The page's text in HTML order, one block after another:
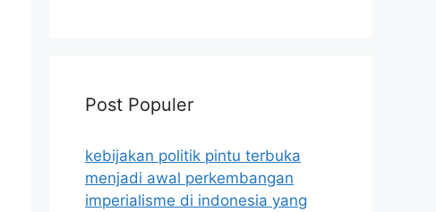
Post Populer
kebijakan politik pintu terbuka
menjadi awal perkembangan
imperialisme di indonesia yang